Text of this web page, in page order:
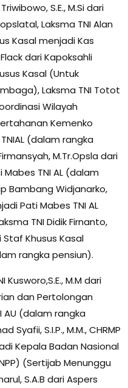
S.E., M.Si dari
Laksma TNI Alan
Kasal menjadi Kas
dari Kapoksahli
Kasal (Untuk
Laksma TNI Totot
Wilayah
Kemenko
(dalam rangka
M.Tr.Opsla dari
TNI AL (dalam
Bambang Widjanarko,
Pati Mabes TNI AL
TNI Didik Firnanto,
Staf Khusus Kasal
rangka pensiun).
Kusworo,S.E., M.M dari
dan Pertolongan
AU (dalam rangka
Syafii, S.I.P., M.M., CHRMP
Kepala Badan Nasional
(Sertijab Menunggu
S.A.B dari Aspers